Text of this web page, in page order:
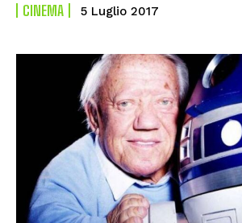
CINEMA 5 Luglio 2017